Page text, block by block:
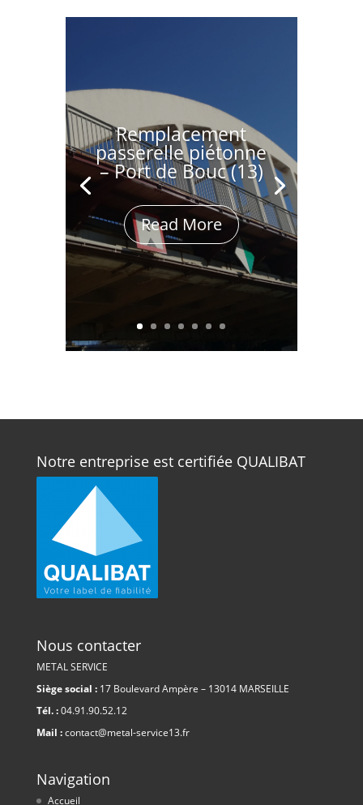
Remplacement
passerelle piétonne
– Port de Bouc (13)
Read More
Notre entreprise est certifiée QUALIBAT
Nous contacter
METAL SERVICE
Siège social :17 Boulevard Ampère – 13014 MARSEILLE
Tél. :04.91.90.52.12
Mail :contact@metal-service13.fr
Navigation
Accueil